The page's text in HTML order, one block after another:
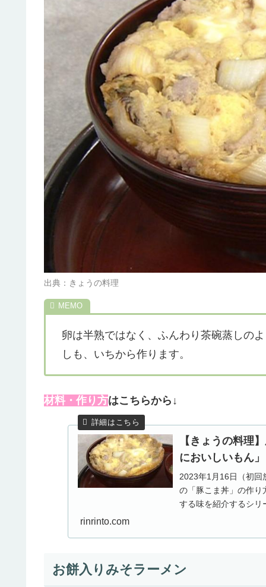
出典：きょうの料理
卵は半熟ではなく、ふんわり茶碗蒸しの
しも、いちから作ります。
材料・作り方はこちらから↓
【きょうの料理
においしいもん」
2023年1月16日（初回
の「豚こま丼」の作り
する味を紹介するシリ
rinrinto.com
お餅入りみそラーメン